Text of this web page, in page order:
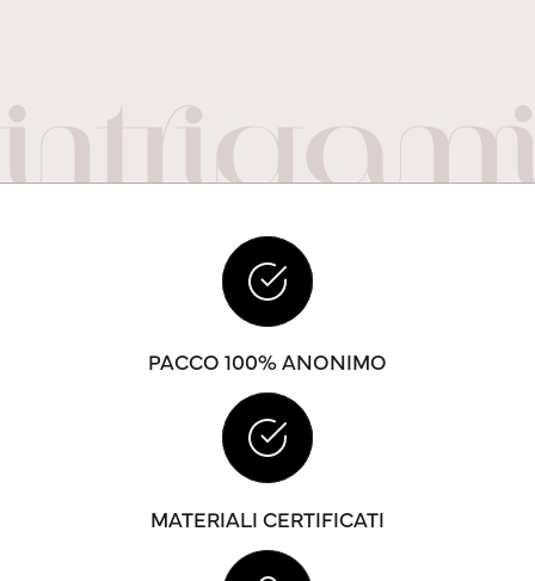
PACCO 100% ANONIMO
MATERIALI CERTIFICATI